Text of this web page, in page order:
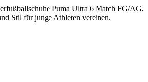
Puma Ultra 6 Match FG/AG,
Stil für junge Athleten vereinen.